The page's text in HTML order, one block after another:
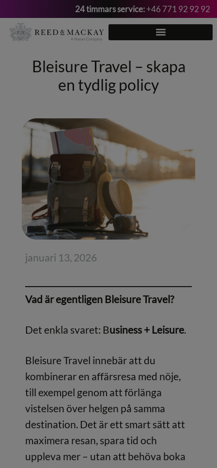
Hoppa
till
24 timmars service:+46 771 92 92 92
Bleisure Travel – skapa
en tydlig policy
januari 13, 2026
Vad är egentligen Bleisure Travel?
Det enkla svaret: Business + Leisure.
Bleisure Travel innebär att du
kombinerar en affärsresa med nöje,
till exempel genom att förlänga
vistelsen över helgen på samma
destination. Det är ett smart sätt att
maximera resan, spara tid och
uppleva mer – utan att behöva boka